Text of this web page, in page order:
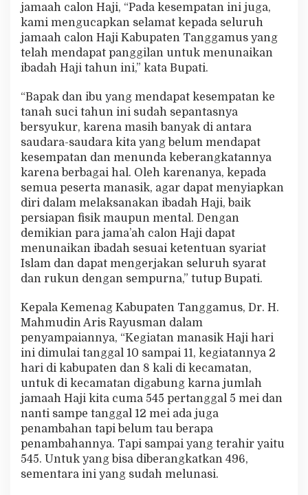
jamaah calon Haji, “Pada kesempatan ini juga,
kami mengucapkan selamat kepada seluruh
jamaah calon Haji Kabupaten Tanggamus yang
telah mendapat panggilan untuk menunaikan
ibadah Haji tahun ini,” kata Bupati.
“Bapak dan ibu yang mendapat kesempatan ke
tanah suci tahun ini sudah sepantasnya
bersyukur, karena masih banyak di antara
saudara-saudara kita yang belum mendapat
kesempatan dan menunda keberangkatannya
karena berbagai hal. Oleh karenanya, kepada
semua peserta manasik, agar dapat menyiapkan
diri dalam melaksanakan ibadah Haji, baik
persiapan fisik maupun mental. Dengan
demikian para jama’ah calon Haji dapat
menunaikan ibadah sesuai ketentuan syariat
Islam dan dapat mengerjakan seluruh syarat
dan rukun dengan sempurna,” tutup Bupati.
Kepala Kemenag Kabupaten Tanggamus, Dr. H.
Mahmudin Aris Rayusman dalam
penyampaiannya, “Kegiatan manasik Haji hari
ini dimulai tanggal 10 sampai 11, kegiatannya 2
hari di kabupaten dan 8 kali di kecamatan,
untuk di kecamatan digabung karna jumlah
jamaah Haji kita cuma 545 pertanggal 5 mei dan
nanti sampe tanggal 12 mei ada juga
penambahan tapi belum tau berapa
penambahannya. Tapi sampai yang terahir yaitu
545. Untuk yang bisa diberangkatkan 496,
sementara ini yang sudah melunasi.